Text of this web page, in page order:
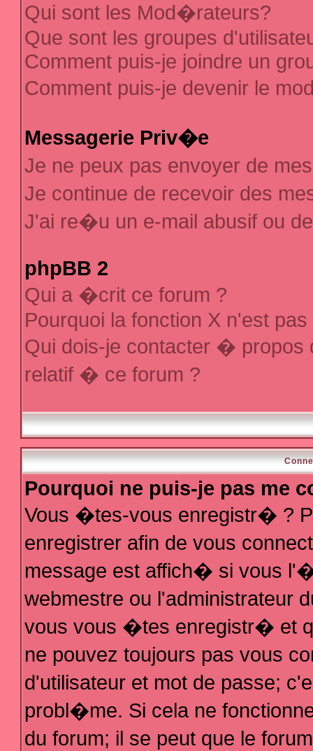
Qui sont les Mod�rateurs?
Que sont les groupes
Comment puis-je joindre un
Comment puis-je devenir le
Messagerie Priv�e
Je ne peux pas envoyer de
Je continue de recevoir des
J'ai re�u un e-mail abusif ou
phpBB 2
Qui a �crit ce forum ?
Pourquoi la fonction X n'est
Qui dois-je contacter �
relatif � ce forum ?
Pourquoi ne puis-je pas me
Vous �tes-vous enregistr� ?
enregistrer afin de vous
message est affich� si vous
webmestre ou l'administrateur
vous vous �tes enregistr� et
ne pouvez toujours pas vous
d'utilisateur et mot de passe;
probl�me. Si cela ne
du forum; il se peut que le